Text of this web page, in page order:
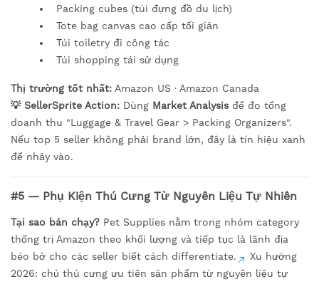
Packing cubes (túi đựng đồ du lịch)
Tote bag canvas cao cấp tối giản
Túi toiletry đi công tác
Túi shopping tái sử dụng
Thị trường tốt nhất: Amazon US · Amazon Canada
💡 SellerSprite Action: Dùng Market Analysis để đo tổng
doanh thu "Luggage & Travel Gear > Packing Organizers".
Nếu top 5 seller không phải brand lớn, đây là tín hiệu xanh
để nhảy vào.
#5 — Phụ Kiện Thú Cưng Từ Nguyên Liệu Tự Nhiên
Tại sao bán chạy? Pet Supplies nằm trong nhóm category
thống trị Amazon theo khối lượng và tiếp tục là lãnh địa
béo bở cho các seller biết cách differentiate.
Xu hướng
2026: chủ thú cưng ưu tiên sản phẩm từ nguyên liệu tự